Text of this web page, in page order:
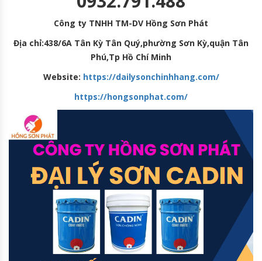
Công ty TNHH TM-DV Hồng Sơn Phát
Địa chỉ:438/6A Tân Kỳ Tân Quý,phường Sơn Kỳ,quận Tân
Phú,Tp Hồ Chí Minh
Website: https://dailysonchinhhang.com/
https://hongsonphat.com/